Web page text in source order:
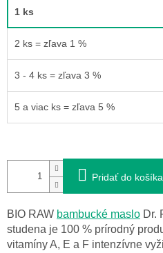
1 ks
2 ks = zľava 1 %
3 - 4 ks = zľava 3 %
5 a viac ks = zľava 5 %
Pridať do košíka
BIO RAW bambucké maslo Dr.
studena je 100 % prírodný
vitamíny A, E a F intenzívne